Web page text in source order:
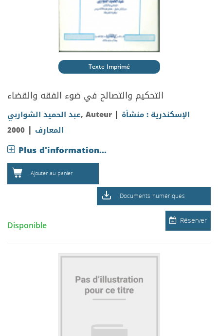
Texte Imprimé
التحكيم والتصالح في ضوء الفقه والقضاء
عبد الحميد الشواربي, Auteur | الإسكندرية : منشأة
المعارف |
2000
Plus d'information...
Ajouter au panier
Documents numériques
Réserver
Disponible